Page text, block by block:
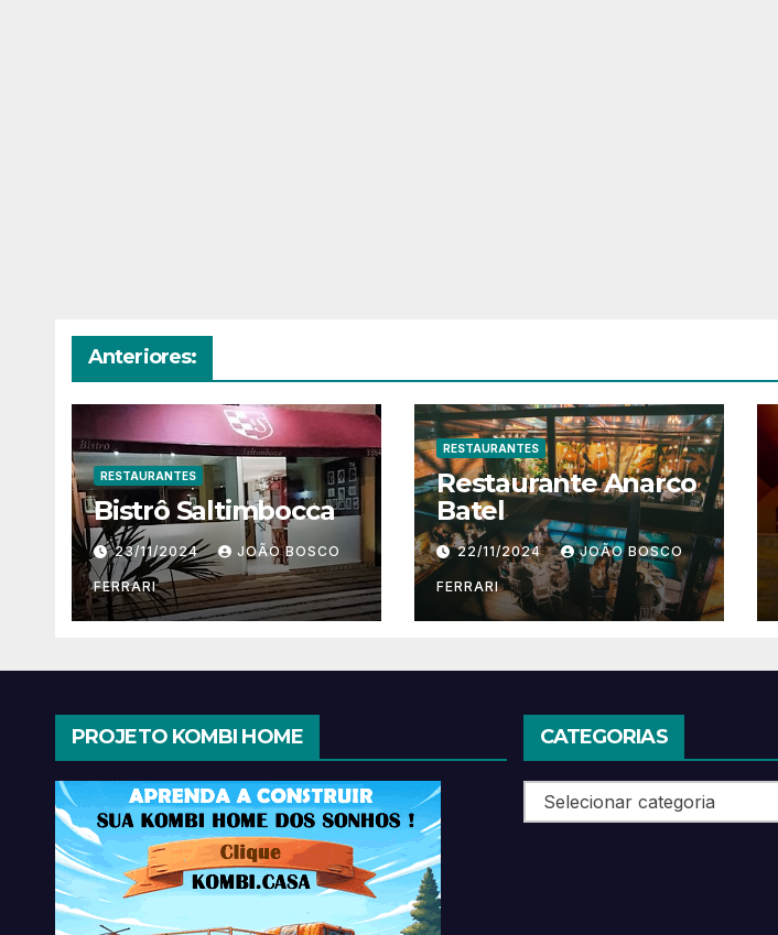
Anteriores:
RESTAURANTES
Bistrô Saltimbocca
23/11/2024 JOÃO BOSCO
FERRARI
RESTAURANTES
Restaurante Anarco
Batel
22/11/2024 JOÃO BOSCO
FERRARI
PROJETO KOMBI HOME CATEGORIAS
Categorias